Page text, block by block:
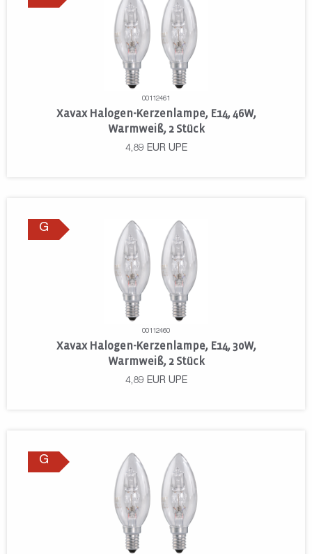
00112461
Xavax Halogen-Kerzenlampe, E14, 46W,
Warmweiß, 2 Stück
4,89 EUR UPE
G
00112460
Xavax Halogen-Kerzenlampe, E14, 30W,
Warmweiß, 2 Stück
4,89 EUR UPE
G